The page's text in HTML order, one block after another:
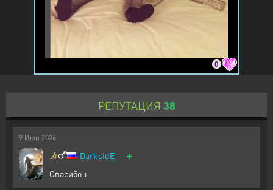
0
РЕПУТАЦИЯ 38
9 Июн 2026
-DarksidE- +
Спасибо +